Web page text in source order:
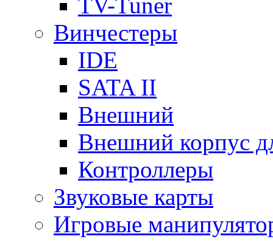
Винчестеры
IDE
SATA II
Внешний
Внешний корпус
Контроллеры
Звуковые карты
Игровые